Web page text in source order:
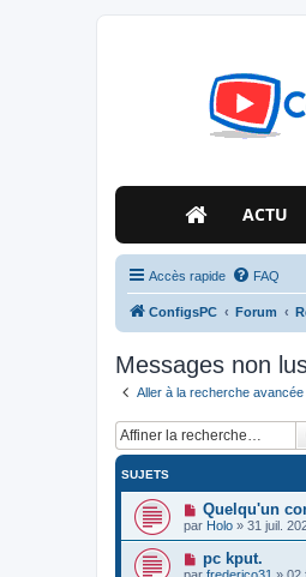
ACTU
Accès rapide FAQ
ConfigsPC Forum
Messages non
Aller à la recherche avancée
SUJETS
N
o
u
Quelqu'un
par Holo » 31 juil.
N
o
pc kput.
par frederico31 » 02